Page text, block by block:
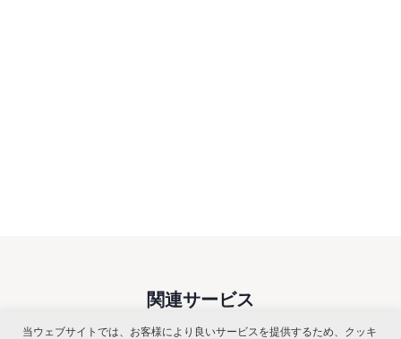
関連サービス
当ウェブサイトでは、お客様により良いサービスを提供するため、クッキ